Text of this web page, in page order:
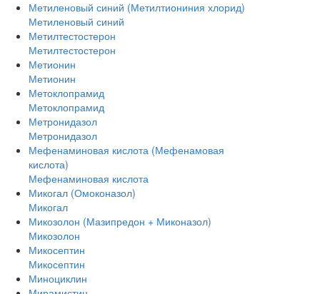
Метиленовый синий (Метилтиониния хлорид)
Метиленовый синий
Метилтестостерон
Метилтестостерон
Метионин
Метионин
Метоклопрамид
Метоклопрамид
Метронидазол
Метронидазол
Мефенаминовая кислота (Мефенамовая
кислота)
Мефенаминовая кислота
Микогал (Омоконазол)
Микогал
Микозолон (Мазипредон + Миконазол)
Микозолон
Микосептин
Микосептин
Миноциклин